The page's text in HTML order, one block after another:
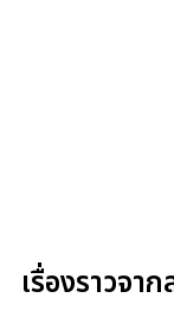
เรื่องราวจา